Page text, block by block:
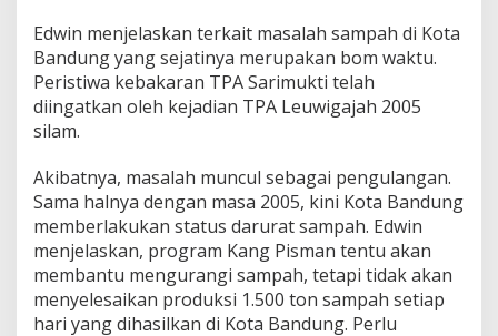
Edwin menjelaskan terkait masalah sampah di Kota
Bandung yang sejatinya merupakan bom waktu.
Peristiwa kebakaran TPA Sarimukti telah
diingatkan oleh kejadian TPA Leuwigajah 2005
silam.
Akibatnya, masalah muncul sebagai pengulangan.
Sama halnya dengan masa 2005, kini Kota Bandung
memberlakukan status darurat sampah. Edwin
menjelaskan, program Kang Pisman tentu akan
membantu mengurangi sampah, tetapi tidak akan
menyelesaikan produksi 1.500 ton sampah setiap
hari yang dihasilkan di Kota Bandung. Perlu